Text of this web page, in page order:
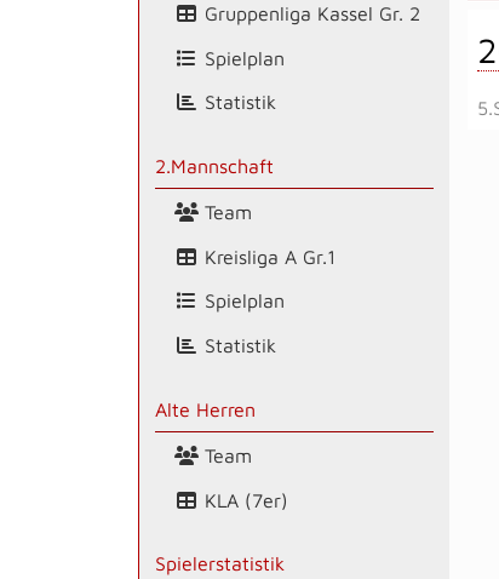
Gruppenliga Kassel Gr. 2
Spielplan
Statistik
2.Mannschaft
Team
Kreisliga A Gr.1
Spielplan
Statistik
Alte Herren
Team
KLA (7er)
Spielerstatistik